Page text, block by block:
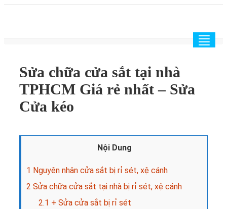
Sửa chữa cửa sắt tại nhà
TPHCM Giá rẻ nhất – Sửa
Cửa kéo
Nội Dung
1 Nguyên nhân cửa sắt bị rỉ sét, xệ cánh
2 Sửa chữa cửa sắt tại nhà bị rỉ sét, xệ cánh
2.1 + Sửa cửa sắt bị rỉ sét